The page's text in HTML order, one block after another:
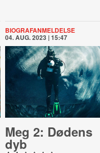
BIOGRAFANMELDELSE
04. AUG. 2023 | 15:47
Meg 2: Dødens
dyb